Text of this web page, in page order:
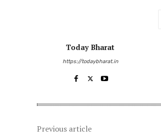
Today Bharat
https://todaybharat.in
Previous article